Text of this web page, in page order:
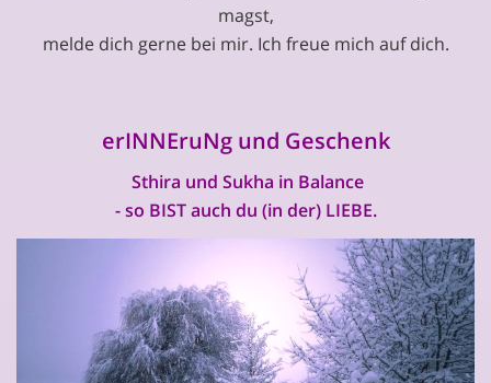
magst,
melde dich gerne bei mir. Ich freue mich auf dich.
erINNEruNg und Geschenk
Sthira und Sukha in Balance
- so BIST auch du (in der) LIEBE.